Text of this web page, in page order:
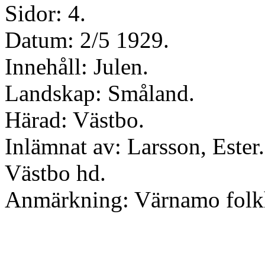
Sidor: 4.
Datum: 2/5 1929.
Innehåll: Julen.
Landskap: Småland.
Härad: Västbo.
Inlämnat av: Larsson, Ester.
Västbo hd.
Anmärkning: Värnamo